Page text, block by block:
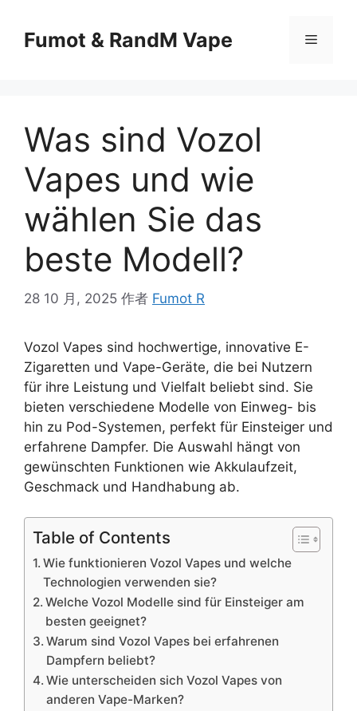
Fumot & RandM Vape
Was sind Vozol
Vapes und wie
wählen Sie das
beste Modell?
28 10 月, 2025 作者 Fumot R
Vozol Vapes sind hochwertige, innovative E-
Zigaretten und Vape-Geräte, die bei Nutzern
für ihre Leistung und Vielfalt beliebt sind. Sie
bieten verschiedene Modelle von Einweg- bis
hin zu Pod-Systemen, perfekt für Einsteiger und
erfahrene Dampfer. Die Auswahl hängt von
gewünschten Funktionen wie Akkulaufzeit,
Geschmack und Handhabung ab.
Table of Contents
Wie funktionieren Vozol Vapes und welche
Technologien verwenden sie?
Welche Vozol Modelle sind für Einsteiger am
besten geeignet?
Warum sind Vozol Vapes bei erfahrenen
Dampfern beliebt?
Wie unterscheiden sich Vozol Vapes von
anderen Vape-Marken?